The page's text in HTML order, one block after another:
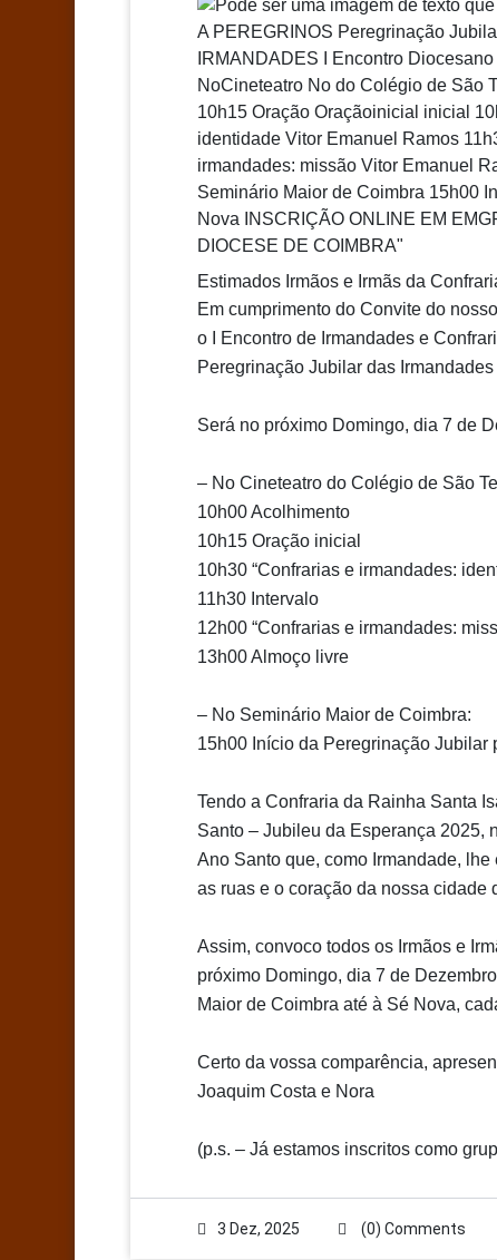
Estimados Irmãos e Irmãs da
Em cumprimento do Convite do
o I Encontro de Irmandades e
Peregrinação Jubilar das
Será no próximo Domingo, dia 7 de
– No Cineteatro do Col égio de São
10h00 Acolhimento
10h15 Oração inicial
10h30 “Confrarias e irmandades:
11h30 Intervalo
12h00 “Confrarias e irmandades:
13h00 Almoço livre
– No Seminário Maior de Coimbra:
15h00 Início da Peregrinação Jubilar
Tendo a Confraria da Rainha Santa
Santo – Jubileu da Esperança 2025,
Ano Santo que, como Irmandade,
as ruas e o coração da nossa cidade
Assim, convoco todos os Irmãos e
próximo Domingo, dia 7 de
Maior de Coimbra até à Sé Nova,
Certo da vossa comparência,
Joaquim Costa e Nora
(p.s. – Já estamos inscritos como
3 Dez, 2025 (0) Comments